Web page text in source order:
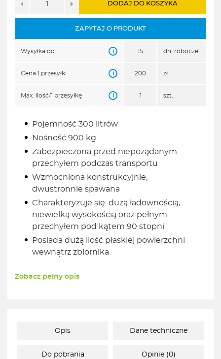
DODAJ DO KOSZYKA
ZAPYTAJ O PRODUKT
Wysyłka do i 15 dni robocze
Cena 1 przesyłki i 200 zł
Max. ilość/1 przesyłkę i szt.
Pojemność 300 litrów
Nośność 900 kg
Zabezpieczona przed niepożądanym
przechyłem podczas transportu
Wzmocniona konstrukcyjnie,
dwustronnie spawana
Charakteryzuje się: dużą ładownością,
niewielką wysokością oraz pełnym
przechyłem pod kątem 90 stopni
Posiada dużą ilość płaskiej powierzchni
wewnątrz zbiornika
Zobacz pełny opis
Opis Dane techniczne
Do pobrania Opinie (0)